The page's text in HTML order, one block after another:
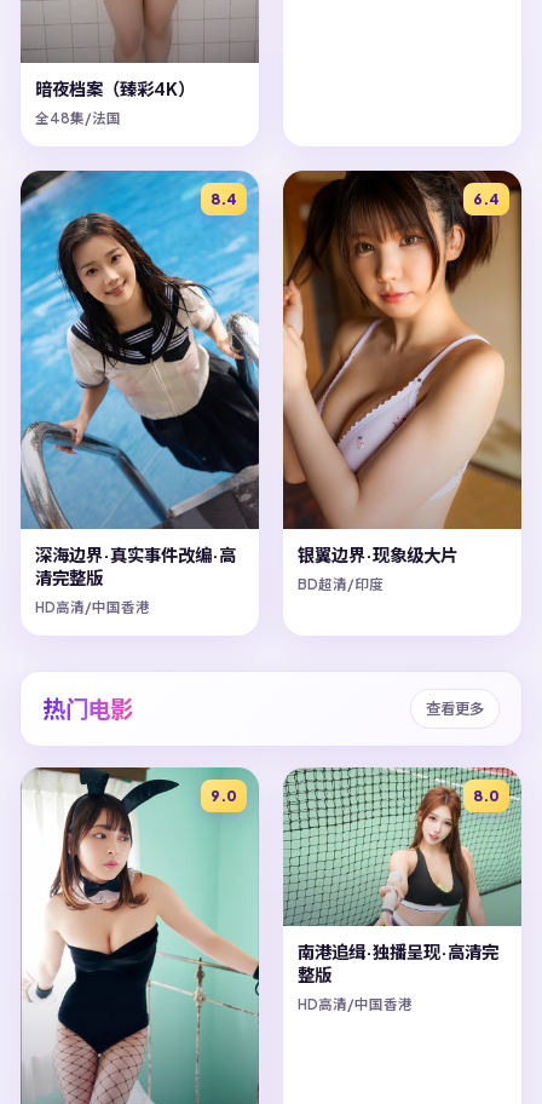
暗夜档案（臻彩4K）
全48集/法国
8.4
深海边界·真实事件改编·高
清完整版
HD高清/中国香港
6.4
银翼边界·现象级大片
BD超清/印度
热门电影 查看更多
9.0 8.0
南港追缉·独播呈现·高清完
整版
HD高清/中国香港